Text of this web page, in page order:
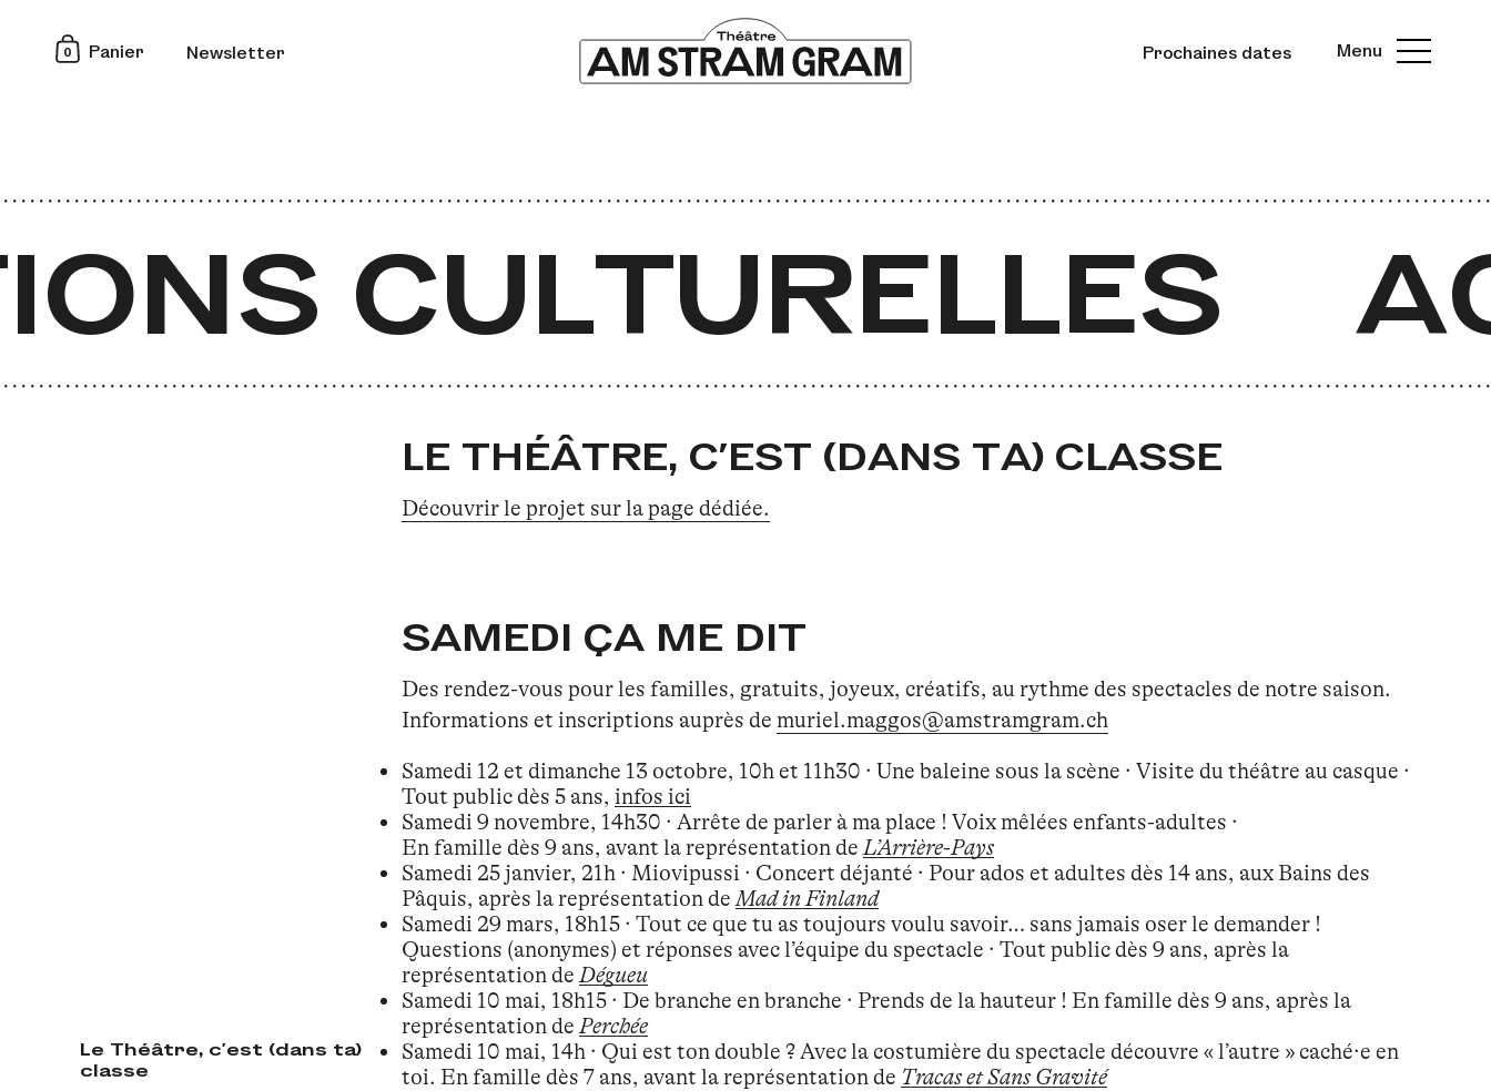
0 Panier Newsletter Menu
Prochaines dates
CULTURELLES
Le Théâtre, c'est (dans ta)
classe
LE THÉÂTRE, C'EST (DANS TA) CLASSE
Découvrir le projet sur la page dédiée.
SAMEDI ÇA ME DIT
Des rendez-vous pour les familles, gratuits, joyeux, créatifs, au rythme des spectacles de notre saison.
Informations et inscriptions auprès de muriel.maggos@amstramgram.ch
Samedi 12 et dimanche 13 octobre, 10h et 11h30 · Une baleine sous la scène · Visite du théâtre au casque ·
Tout public dès 5 ans, infos ici
Samedi 9 novembre, 14h30 · Arrête de parler à ma place ! Voix mêlées enfants-adultes ·
En famille dès 9 ans, avant la représentation deL’Arrière-Pays
Samedi 25 janvier, 21h · Miovipussi · Concert déjanté · Pour ados et adultes dès 14 ans, aux Bains des
Pâquis, après la représentation deMad in Finland
Samedi 29 mars, 18h15 · Tout ce que tu as toujours voulu savoir… sans jamais oser le demander !
Questions (anonymes) et réponses avec l’équipe du spectacle · Tout public dès 9 ans, après la
représentation deDégueu
Samedi 10 mai, 18h15 · De branche en branche · Prends de la hauteur ! En famille dès 9 ans, après la
représentation dePerchée
Samedi 10 mai, 14h · Qui est ton double ? Avec la costumière du spectacle découvre « l’autre » caché·e en
toi. En famille dès 7 ans, avant la représentation de Tracas et Sans Gravité